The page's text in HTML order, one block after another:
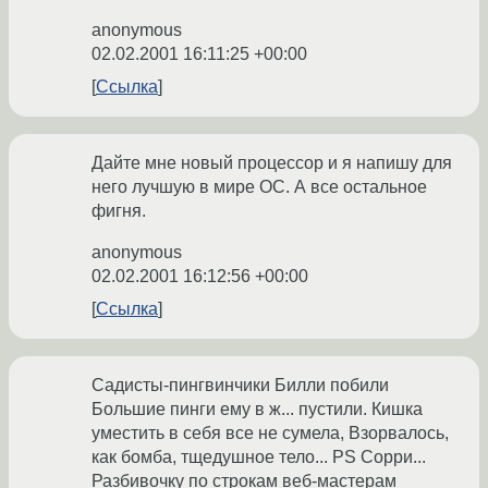
anonymous
02.02.2001 16:11:25 +00:00
Ссылка
Дайте мне новый процессор и я напишу для
него лучшую в мире ОС. А все остальное
фигня.
anonymous
02.02.2001 16:12:56 +00:00
Ссылка
Садисты-пингвинчики Билли побили
Большие пинги ему в ж... пустили. Кишка
уместить в себя все не сумела, Взорвалось,
как бомба, тщедушное тело... PS Сорри...
Разбивочку по строкам веб-мастерам